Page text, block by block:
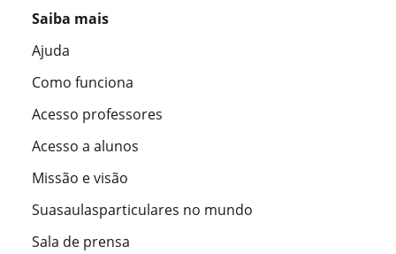
Saiba mais
Ajuda
Como funciona
Acesso professores
Acesso a alunos
Missão e visão
Suasaulasparticulares no mundo
Sala de prensa